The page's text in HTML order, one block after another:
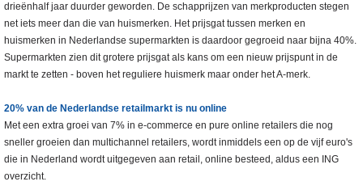
drieënhalf jaar duurder geworden. De schapprijzen van merkproducten stegen
net iets meer dan die van huismerken. Het prijsgat tussen merken en
huismerken in Nederlandse supermarkten is daardoor gegroeid naar bijna 40%.
Supermarkten zien dit grotere prijsgat als kans om een nieuw prijspunt in de
markt te zetten - boven het reguliere huismerk maar onder het A-merk.
20% van de Nederlandse retailmarkt is nu online
Met een extra groei van 7% in e-commerce en pure online retailers die nog
sneller groeien dan multichannel retailers, wordt inmiddels een op de vijf euro's
die in Nederland wordt uitgegeven aan retail, online besteed, aldus een ING
overzicht.